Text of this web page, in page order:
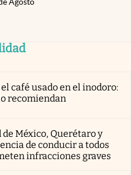
café usado en el inodoro:
recomiendan
México, Querétaro y
de conducir a todos
infracciones graves